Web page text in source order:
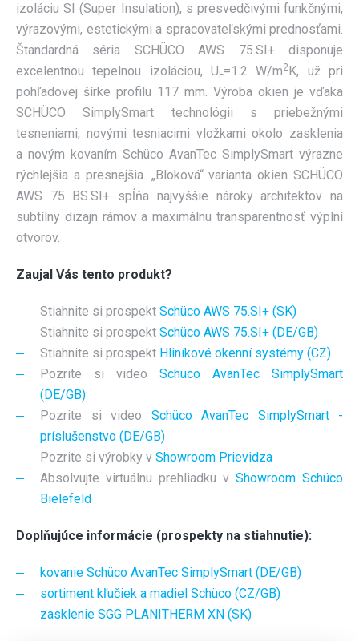
izoláciu SI (Super Insulation), s presvedčivými funkčnými,
výrazovými, estetickými a spracovateľskými prednosťami.
Štandardná séria SCHÜCO AWS 75.SI+ disponuje
excelentnou tepelnou izoláciou, U F=1.2 W/m2K, už pri
pohľadovej šírke profilu 117 mm. Výroba okien je vďaka
SCHÜCO SimplySmart technológii s priebežnými
tesneniami, novými tesniacimi vložkami okolo zasklenia
a novým kovaním Schüco AvanTec SimplySmart výrazne
rýchlejšia a presnejšia. „Bloková“ varianta okien SCHÜCO
AWS 75 BS.SI+ spĺňa najvyššie nároky architektov na
subtílny dizajn rámov a maximálnu transparentnosť výplní
otvorov.
Zaujal Vás tento produkt?
Stiahnite si prospekt Schüco AWS 75.SI+ (SK)
Stiahnite si prospekt Schüco AWS 75.SI+ (DE/GB)
Stiahnite si prospekt Hliníkové okenní systémy (CZ)
Pozrite si video Schüco AvanTec SimplySmart
(DE/GB)
Pozrite si video Schüco AvanTec SimplySmart -
príslušenstvo (DE/GB)
Pozrite si výrobky v Showroom Prievidza
Absolvujte virtuálnu prehliadku v Showroom Schüco
Bielefeld
Doplňujúce informácie (prospekty na stiahnutie):
kovanie Schüco AvanTec SimplySmart (DE/GB)
sortiment kľučiek a madiel Schüco (CZ/GB)
zasklenie SGG PLANITHERM XN (SK)